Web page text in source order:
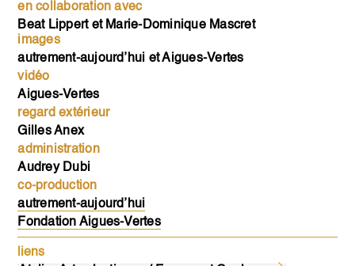
en collaboration avec
Beat Lippert et Marie-Dominique Mascret
images
autrement-aujourd’hui et Aigues-Vertes
vidéo
Aigues-Vertes
regard extérieur
Gilles Anex
administration
Audrey Dubi
co-production
autrement-aujourd’hui
Fondation Aigues-Vertes
liens